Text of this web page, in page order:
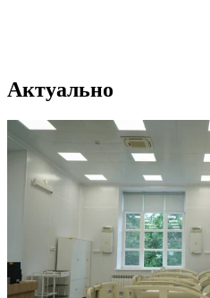
Актуально